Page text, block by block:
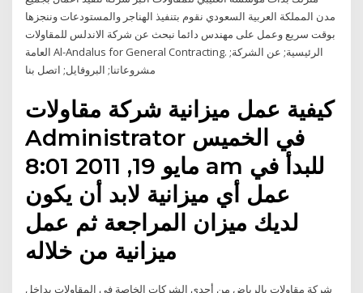
مدن المملكة العربية السعودي نقوم بتنفيذ الهناجر والمستودعات وننجزها
بوقت سريع وعمل على مهندس دائما نبحث عن شركة الاندلس للمقاولات
العامة Al-Andalus for General Contracting. الرئيسية; عن الشركة;
مشروعاتنا; البروفايل; اتصل بنا
كيفية عمل ميزانية شركة مقاولات
Administrator في الخميس
مايو 19, 2011 8:01 am للبدأ في
عمل أي ميزانية لابد أن يكون
لديك ميزان المراجعة ثم عمل
ميزانية من خلاله
شركة مقاولات بالرياض من أحدى الشركات الخاصة في المقاولات بداخل